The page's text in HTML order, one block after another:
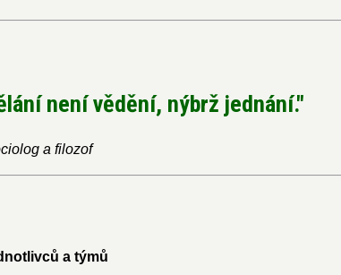
není vědění, nýbrž jednání."
a filozof
a týmů